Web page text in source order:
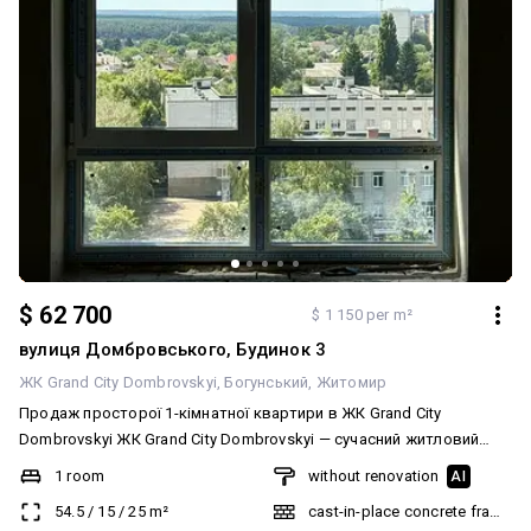
$ 62 700 $ 1 150 per m²
вулиця Домбровського, Будинок 3
ЖК Grand City Dombrovskyi Богунський Житомир
Продаж просторої 1-кімнатної квартири в ЖК Grand City
Dombrovskyi ЖК Grand City Dombrovskyi — сучасний житловий
комплекс у районі Домбровського, який поєднує комфортне
проживання, розвинену інфраструктуру та зручне транспортне
сполучення. Поруч розташовані супермаркети, магазини,
1 room
54.5/ 15/25m²
without renovation AI
cast-in-place concrete frame